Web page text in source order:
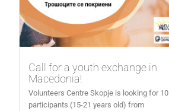
Call for a youth exchange in
Macedonia!
Volunteers Centre Skopje is looking for 10
participants (15-21 years old) from